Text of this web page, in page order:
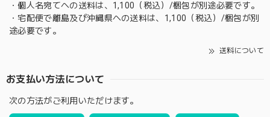
・個人名宛てへの送料は、1,100（税込）/梱包が別途必要です。
・宅配便で離島及び沖縄県への送料は、1,100（税込）/梱包が別
途必要です。
送料について
お支払い方法について
次の方法がご利用いただけます。